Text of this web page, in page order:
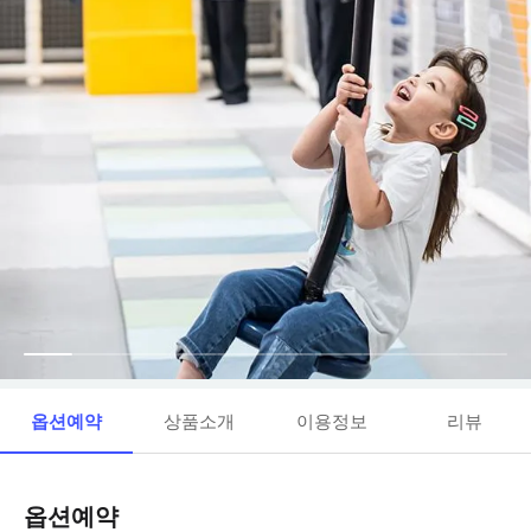
옵션예약 상품소개 이용정보 리뷰
옵션예약